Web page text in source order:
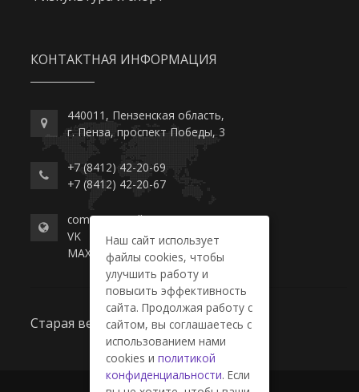
КОНТАКТНАЯ ИНФОРМАЦИЯ
440011, Пензенская область,
г. Пенза, проспект Победы, 3
+7 (8412) 42-20-69
+7 (8412) 42-20-67
commerce-college.ru
VK
MAX
Старая версия сайта
Наш сайт использует
файлы cookies, чтобы
улучшить работу и
повысить эффективность
сайта. Продолжая работу с
сайтом, вы соглашаетесь с
использованием нами
cookies и политикой
конфиденциальности. Если